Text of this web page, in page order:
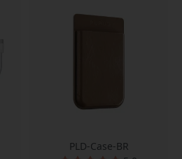
PLD-Case-BR